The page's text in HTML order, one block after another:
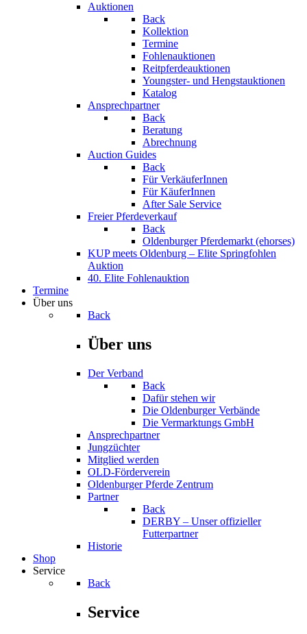
Auktionen
Back
Kollektion
Termine
Fohlenauktionen
Reitpferdeauktionen
Youngster- und Hengstauktionen
Katalog
Ansprechpartner
Back
Beratung
Abrechnung
Auction Guides
Back
Für VerkäuferInnen
Für KäuferInnen
After Sale Service
Freier Pferdeverkauf
Back
Oldenburger Pferdemarkt (ehorses)
KUP meets Oldenburg – Elite Springfohlen
Auktion
40. Elite Fohlenauktion
Termine
Über uns
Back
Über uns
Der Verband
Back
Dafür stehen wir
Die Oldenburger Verbände
Die Vermarktungs GmbH
Ansprechpartner
Jungzüchter
Mitglied werden
OLD-Förderverein
Oldenburger Pferde Zentrum
Partner
Back
DERBY – Unser offizieller
Futterpartner
Historie
Shop
Service
Back
Service